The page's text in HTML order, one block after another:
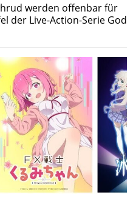
werden offenbar für
der Live-Action-Serie God